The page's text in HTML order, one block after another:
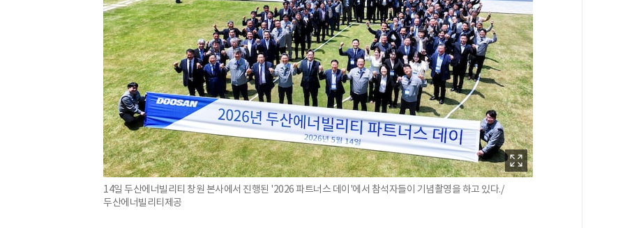
14일 두산에너빌리티 창원 본사에서 진행된 '2026 파트너스 데이'에서 참석자들이 기념촬영을 하고 있다./
두산에너빌리티제공